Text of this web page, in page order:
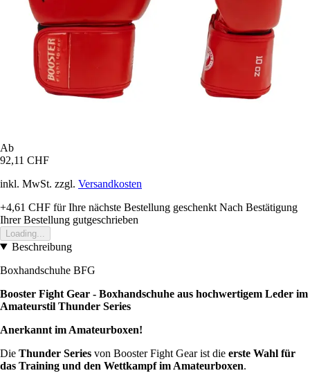
Ab
92,11 CHF
inkl. MwSt. zzgl. Versandkosten
+4,61 CHF für Ihre nächste Bestellung geschenkt Nach Bestätigung
Ihrer Bestellung gutgeschrieben
Loading...
Beschreibung
Boxhandschuhe BFG
Booster Fight Gear - Boxhandschuhe aus hochwertigem Leder im
Amateurstil Thunder Series
Anerkannt im Amateurboxen!
Die Thunder Series von Booster Fight Gear ist die erste Wahl für
das Training und den Wettkampf im Amateurboxen.